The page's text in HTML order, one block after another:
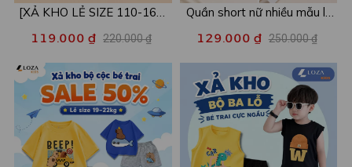
[XẢ KHO LẺ SIZE 110-160]
mẫu - Áo trẻ em từ 15-42kg
- Loza Kids XPL001
119.000 ₫ 220.000 ₫
Quần short nữ nhiều mẫu lẻ
còn 99k/c - Loza XA016
129.000 ₫ 250.000 ₫